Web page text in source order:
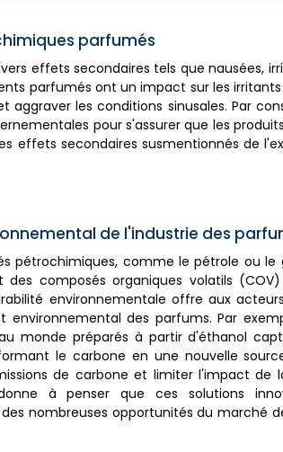
parfumés
effets secondaires tels que nausées,
parfumés ont un impact sur les
les conditions sinusales. Par
pour s'assurer que les
effets secondaires susmentionnés de
de l'industrie des
pétrochimiques, comme le pétrole ou le
composés organiques volatils
environnementale offre aux
des parfums. Par
monde préparés à partir d'éthanol
le carbone en une nouvelle
de carbone et limiter l'impact de
à penser que ces solutions
nombreuses opportunités du marché